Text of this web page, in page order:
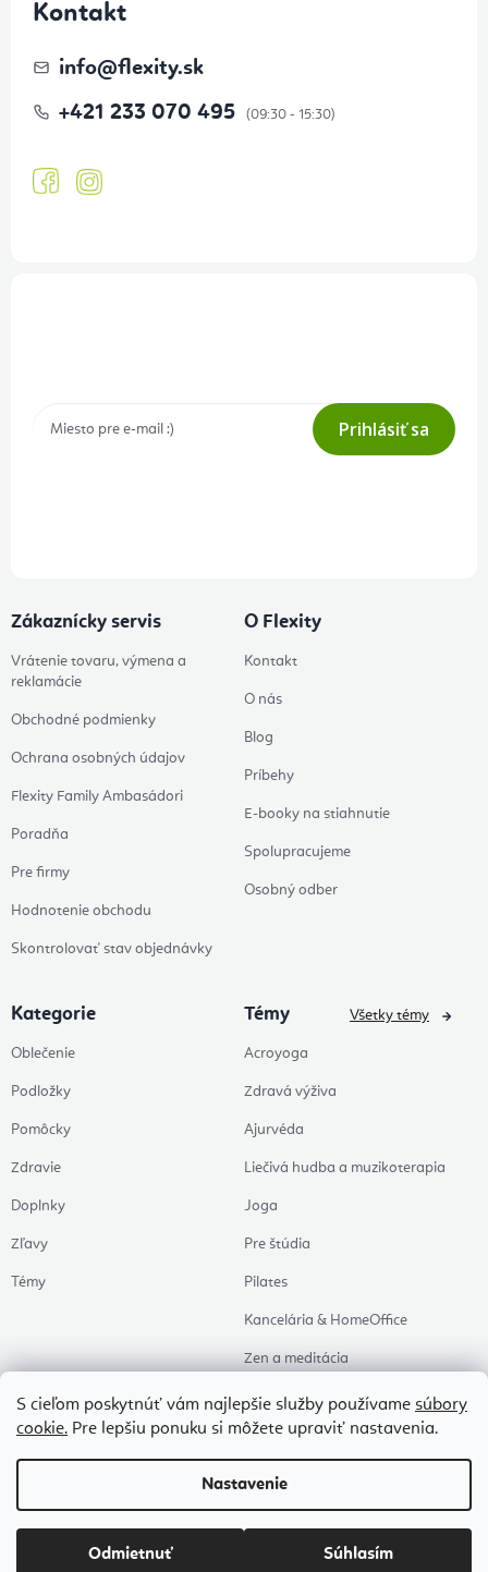
S cieľom poskytnúť vám najlepšie služby používame súbory
cookie. Pre lepšiu ponuku si môžete upraviť nastavenia.
Nastavenie
Odmietnuť Súhlasím
Kontakt
info@flexity.sk
+421 233 070 495
Prihlásiť sa
Zákaznícky servis
Vrátenie tovaru, výmena a
reklamácie
Obchodné podmienky
Ochrana osobných údajov
Flexity Family Ambasádori
Poradňa
Pre firmy
Hodnotenie obchodu
Skontrolovať stav objednávky
O Flexity
Kontakt
O nás
Blog
Príbehy
E-booky na stiahnutie
Spolupracujeme
Osobný odber
Kategorie
Oblečenie
Podložky
Pomôcky
Zdravie
Doplnky
Zľavy
Témy
Témy
Acroyoga
Zdravá výživa
Ajurvéda
Liečivá hudba a muzikoterapia
Joga
Pre štúdia
Pilates
Kancelária & HomeOffice
Zen a meditácia
Aromaterapia
Zdravý spánok
Naše obľúbené
Všetky témy
Vytvoril Shoptet Premium
Copyright 2026Flexity. Všetky práva vyhradené.Upraviť nastavenie cookies